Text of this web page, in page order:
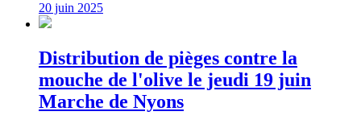
20 juin 2025
Distribution de pièges contre la
mouche de l'olive le jeudi 19 juin
Marche de Nyons